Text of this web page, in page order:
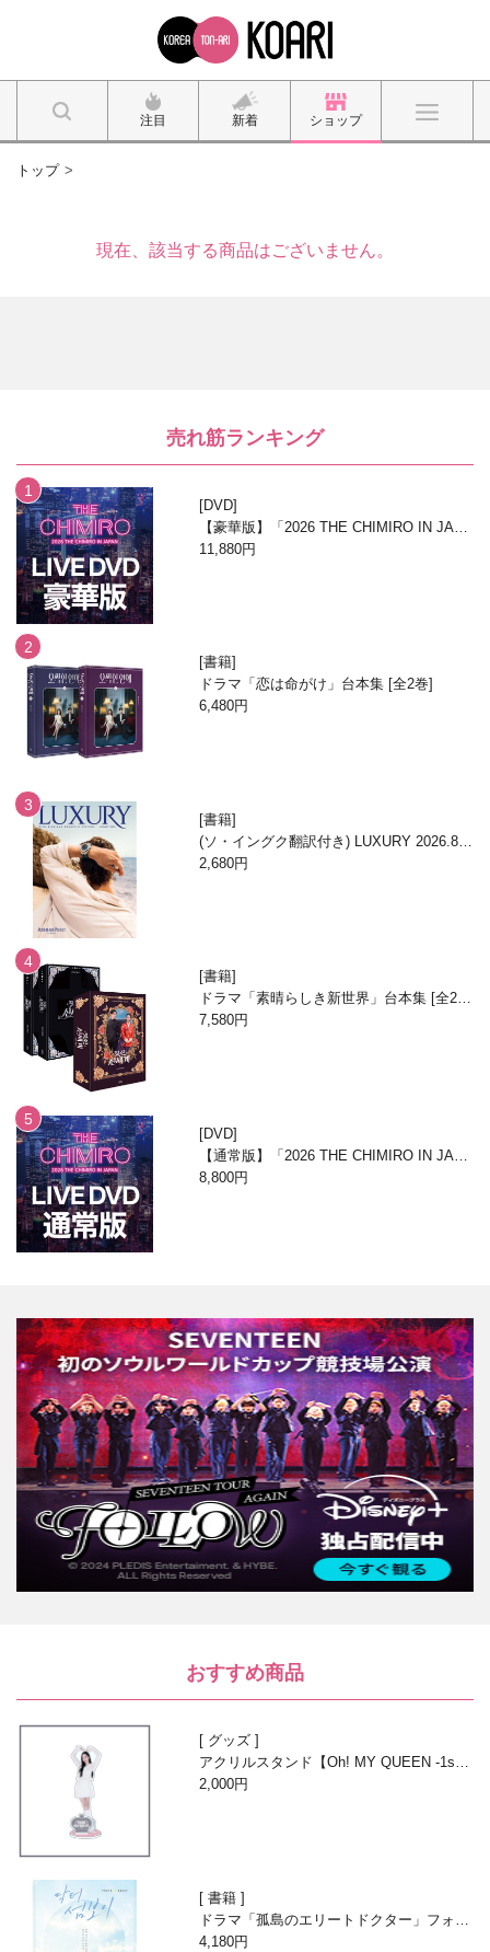
注目 新着 ショップ
トップ
現在、該当する商品はございません。
売れ筋ランキング
DVD
【豪華版】「2026 THE CHIMIRO IN JAPA
N」DVD
11,880円
書籍
ドラマ「恋は命がけ」台本集 [全2巻]
6,480円
書籍
(ソ・イングク翻訳付き) LUXURY 2026.8月
号
2,680円
書籍
ドラマ「素晴らしき新世界」台本集 [全2
巻/ブックケースエディション]
7,580円
DVD
【通常版】「2026 THE CHIMIRO IN JAPA
N」DVD
8,800円
おすすめ商品
グッズ
アクリルスタンド【Oh! MY QUEEN -1st A
nniversary with Beans-】
2,000円
書籍
ドラマ「孤島のエリートドクター」フォト
エッセイ
4,180円